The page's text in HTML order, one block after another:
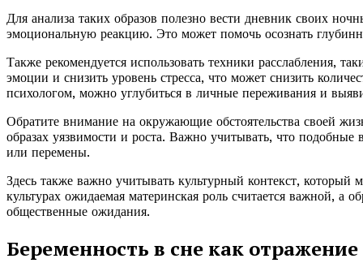
Для анализа таких образов полезно вести дневник своих
эмоциональную реакцию. Это может помочь осознать
Также рекомендуется использовать техники расслабления,
эмоции и снизить уровень стресса, что может снизить
психологом, можно углубиться в личные переживания и
Обратите внимание на окружающие обстоятельства своей
образах уязвимости и роста. Важно учитывать, что
или перемены.
Здесь также важно учитывать культурный контекст,
культурах ожидаемая материнская роль считается важной, а
общественные ожидания.
Беременность в сне как